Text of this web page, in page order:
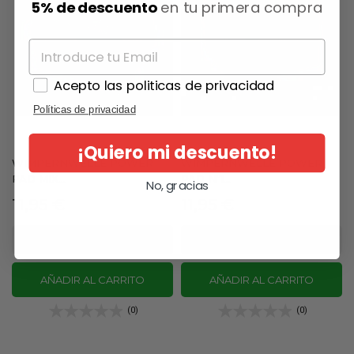
WIMPERNWELLE POWER
PAD MIX...
Precio
11,95 €
AÑADIR AL CARRITO
(0)
WIMPERNWELLE POWER
PAD Nº1...
AÑADIR AL CARRITO
(0)
5% de descuentoen tu primera compra
Acepto las politicas de privacidad
Políticas de privacidad
¡Quiero mi descuento!
No, gracias